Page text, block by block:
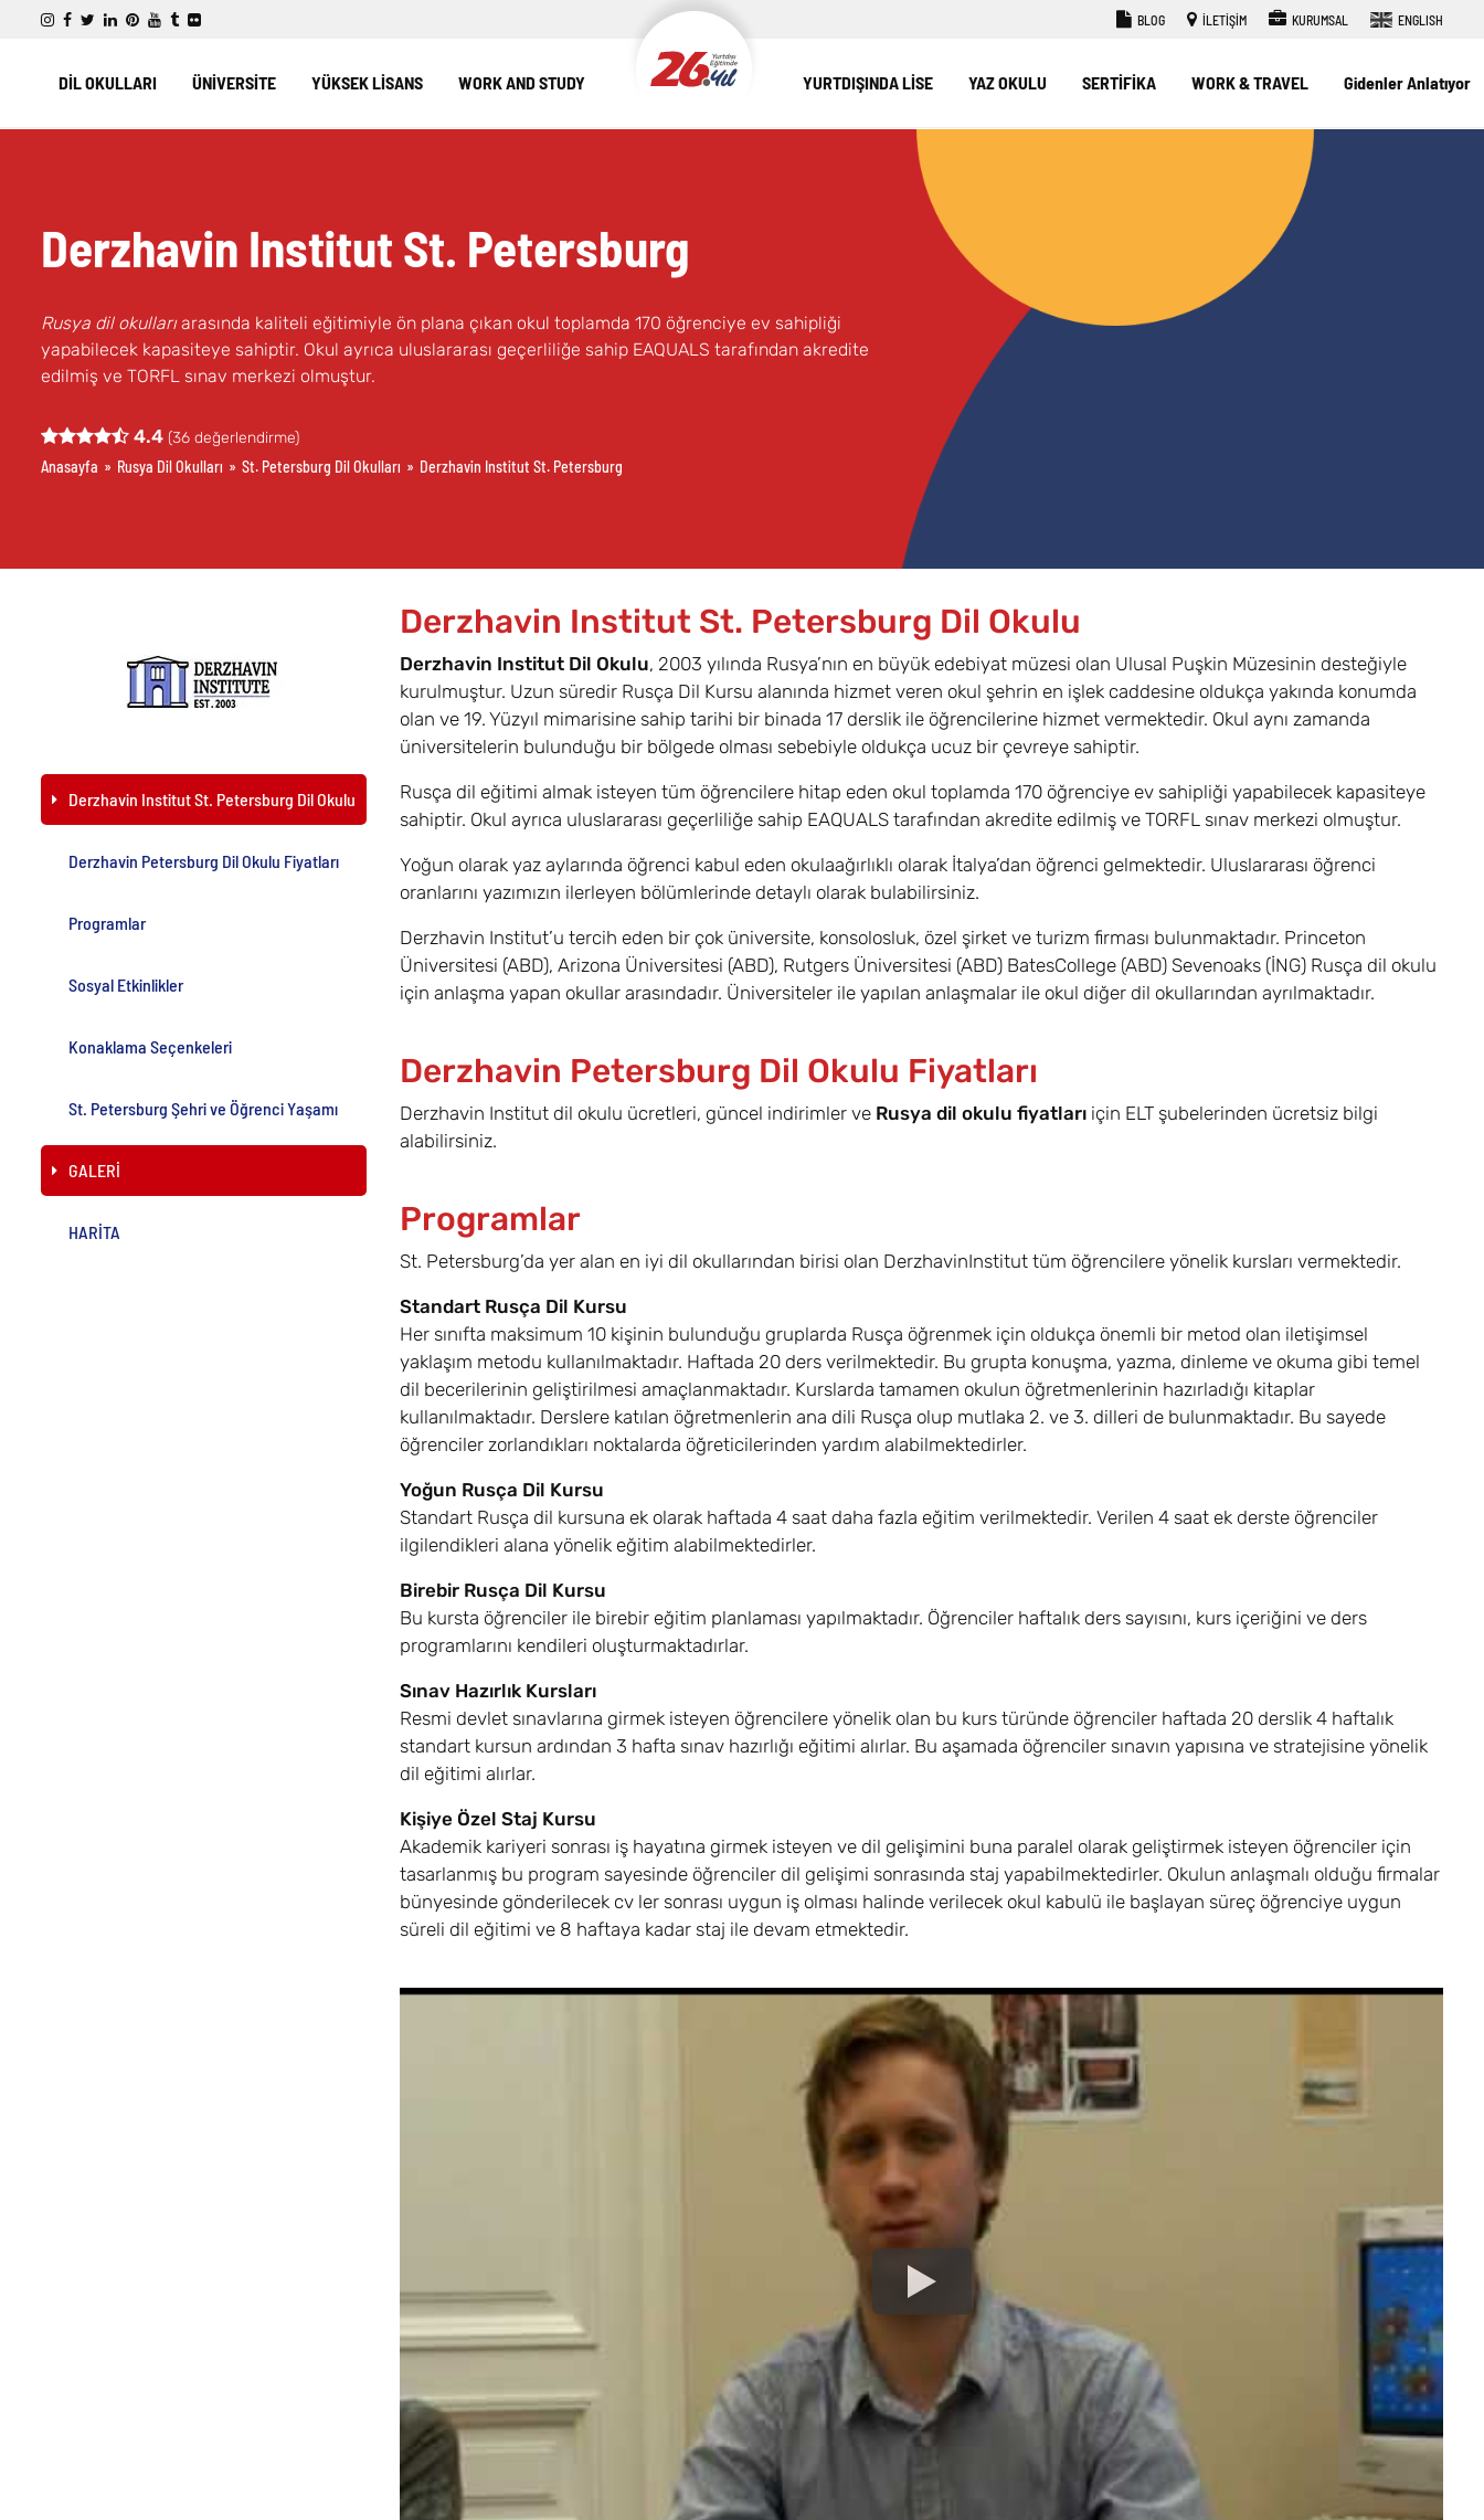
BLOG İLETİŞİM KURUMSAL ENGLISH
DİL OKULLARI ÜNİVERSİTE YÜKSEK LİSANS WORK AND STUDY YURTDIŞINDA LİSE YAZ OKULU SERTİFİKA WORK & TRAVEL Gidenler Anlatıyor
Derzhavin Institut St. Petersburg
Rusya dil okullarıarasında kaliteli eğitimiyle ön plana çıkan okul toplamda 170 öğrenciye ev sahipliği
yapabilecek kapasiteye sahiptir. Okul ayrıca uluslararası geçerliliğe sahip EAQUALS tarafından akredite
edilmiş ve TORFL sınav merkezi olmuştur.
4.4 (36 değerlendirme)
Anasayfa » Rusya Dil Okulları » St. Petersburg Dil Okulları » Derzhavin Institut St. Petersburg
Derzhavin Institut St. Petersburg Dil Okulu
Derzhavin Petersburg Dil Okulu Fiyatları
Programlar
Sosyal Etkinlikler
Konaklama Seçenkeleri
St. Petersburg Şehri ve Öğrenci Yaşamı
GALERİ
HARİTA
Derzhavin Institut St. Petersburg Dil Okulu
Derzhavin Institut Dil Okulu, 2003 yılında Rusya’nın en büyük edebiyat müzesi olan Ulusal Puşkin Müzesinin desteğiyle
kurulmuştur. Uzun süredir Rusça Dil Kursu alanında hizmet veren okul şehrin en işlek caddesine oldukça yakında konumda
olan ve 19. Yüzyıl mimarisine sahip tarihi bir binada 17 derslik ile öğrencilerine hizmet vermektedir. Okul aynı zamanda
üniversitelerin bulunduğu bir bölgede olması sebebiyle oldukça ucuz bir çevreye sahiptir.
Rusça dil eğitimi almak isteyen tüm öğrencilere hitap eden okul toplamda 170 öğrenciye ev sahipliği yapabilecek kapasiteye
sahiptir. Okul ayrıca uluslararası geçerliliğe sahip EAQUALS tarafından akredite edilmiş ve TORFL sınav merkezi olmuştur.
Yoğun olarak yaz aylarında öğrenci kabul eden okulaağırlıklı olarak İtalya’dan öğrenci gelmektedir. Uluslararası öğrenci
oranlarını yazımızın ilerleyen bölümlerinde detaylı olarak bulabilirsiniz.
Derzhavin Institut’u tercih eden bir çok üniversite, konsolosluk, özel şirket ve turizm firması bulunmaktadır. Princeton
Üniversitesi (ABD), Arizona Üniversitesi (ABD), Rutgers Üniversitesi (ABD) BatesCollege (ABD) Sevenoaks (İNG) Rusça dil okulu
için anlaşma yapan okullar arasındadır. Üniversiteler ile yapılan anlaşmalar ile okul diğer dil okullarından ayrılmaktadır.
Derzhavin Petersburg Dil Okulu Fiyatları
Derzhavin Institut dil okulu ücretleri, güncel indirimler ve Rusya dil okulu fiyatları için ELT şubelerinden ücretsiz bilgi
alabilirsiniz.
Programlar
St. Petersburg’da yer alan en iyi dil okullarından birisi olan DerzhavinInstitut tüm öğrencilere yönelik kursları vermektedir.
Standart Rusça Dil Kursu
Her sınıfta maksimum 10 kişinin bulunduğu gruplarda Rusça öğrenmek için oldukça önemli bir metod olan iletişimsel
yaklaşım metodu kullanılmaktadır. Haftada 20 ders verilmektedir. Bu grupta konuşma, yazma, dinleme ve okuma gibi temel
dil becerilerinin geliştirilmesi amaçlanmaktadır. Kurslarda tamamen okulun öğretmenlerinin hazırladığı kitaplar
kullanılmaktadır. Derslere katılan öğretmenlerin ana dili Rusça olup mutlaka 2. ve 3. dilleri de bulunmaktadır. Bu sayede
öğrenciler zorlandıkları noktalarda öğreticilerinden yardım alabilmektedirler.
Yoğun Rusça Dil Kursu
Standart Rusça dil kursuna ek olarak haftada 4 saat daha fazla eğitim verilmektedir. Verilen 4 saat ek derste öğrenciler
ilgilendikleri alana yönelik eğitim alabilmektedirler.
Birebir Rusça Dil Kursu
Bu kursta öğrenciler ile birebir eğitim planlaması yapılmaktadır. Öğrenciler haftalık ders sayısını, kurs içeriğini ve ders
programlarını kendileri oluşturmaktadırlar.
Sınav Hazırlık Kursları
Resmi devlet sınavlarına girmek isteyen öğrencilere yönelik olan bu kurs türünde öğrenciler haftada 20 derslik 4 haftalık
standart kursun ardından 3 hafta sınav hazırlığı eğitimi alırlar. Bu aşamada öğrenciler sınavın yapısına ve stratejisine yönelik
dil eğitimi alırlar.
Kişiye Özel Staj Kursu
Akademik kariyeri sonrası iş hayatına girmek isteyen ve dil gelişimini buna paralel olarak geliştirmek isteyen öğrenciler için
tasarlanmış bu program sayesinde öğrenciler dil gelişimi sonrasında staj yapabilmektedirler. Okulun anlaşmalı olduğu firmalar
bünyesinde gönderilecek cv ler sonrası uygun iş olması halinde verilecek okul kabulü ile başlayan süreç öğrenciye uygun
süreli dil eğitimi ve 8 haftaya kadar staj ile devam etmektedir.